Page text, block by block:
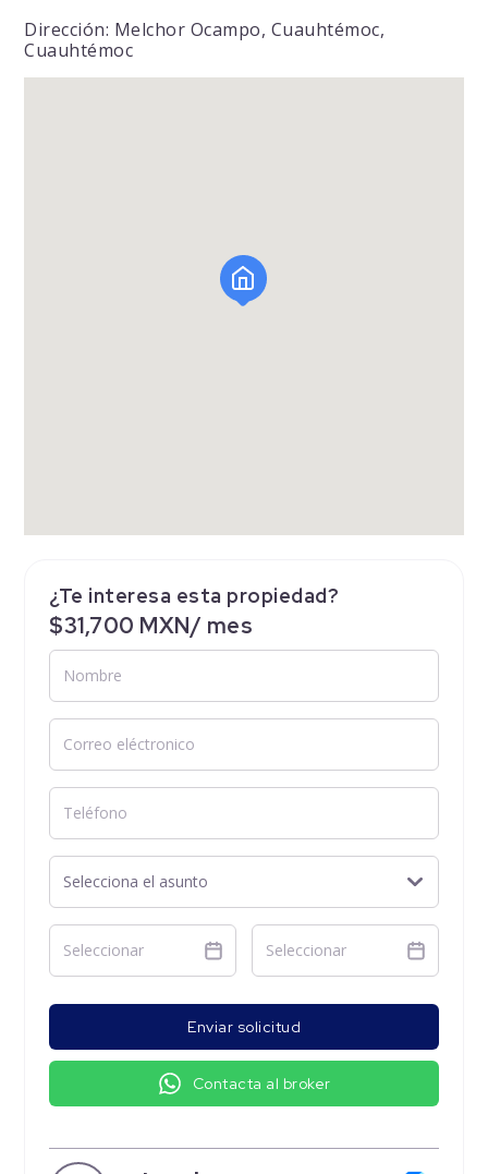
¿Te interesa esta propiedad?
$31,700 MXN/ mes
Enviar solicitud
Contacta al broker
Dirección: Melchor Ocampo, Cuauhtémoc,
Cuauhtémoc